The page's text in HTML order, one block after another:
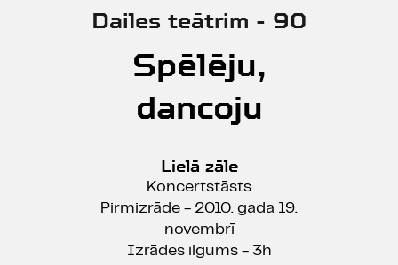
Dailes teātrim - 90
Spēlēju,
dancoju
Lielā zāle
Koncertstāsts
Pirmizrāde - 2010. gada 19.
novembrī
Izrādes ilgums - 3h